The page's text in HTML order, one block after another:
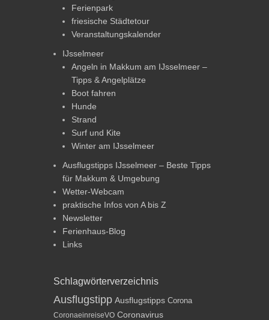
Ferienpark
friesische Städtetour
Veranstaltungskalender
IJsselmeer
Angeln in Makkum am IJsselmeer –
Tipps & Angelplätze
Boot fahren
Hunde
Strand
Surf und Kite
Winter am IJsselmeer
Ausflugstipps IJsselmeer – Beste Tipps
für Makkum & Umgebung
Wetter-Webcam
praktische Infos von A bis Z
Newsletter
Ferienhaus-Blog
Links
Schlagwörterverzeichnis
Ausflugstipp Ausflugstipps Corona
CoronaeinreiseVO Coronavirus